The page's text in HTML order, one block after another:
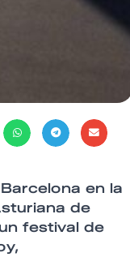
en la
de
festival de